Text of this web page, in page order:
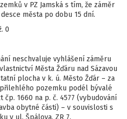
v PZ Jamská s tím, že záměr
města po dobu 15 dní.
0
neschvaluje vyhlášení záměru
Města Žďáru nad Sázavou
plocha v k. ú. Město Žďár – za
pozemku podél bývalé
1660 na p. č. 4577 (vybudování
obytné části) – v souvislosti s
v ul. Špálova, ZR 7.